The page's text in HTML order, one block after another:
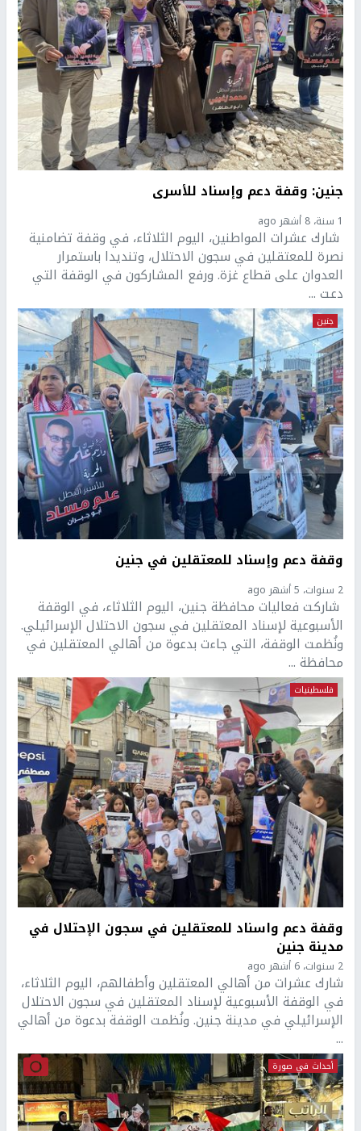
جنين: وقفة دعم وإسناد للأسرى
1 سنة، 8 أشهر ago
شارك عشرات المواطنين، اليوم الثلاثاء، في وقفة تضامنية
نصرة للمعتقلين في سجون الاحتلال، وتنديدا باستمرار
العدوان على قطاع غزة. ورفع المشاركون في الوقفة التي
دعت ...
جنين
وقفة دعم وإسناد للمعتقلين في جنين
2 سنوات، 5 أشهر ago
شاركت فعاليات محافظة جنين، اليوم الثلاثاء، في الوقفة
الأسبوعية لإسناد المعتقلين في سجون الاحتلال الإسرائيلي.
ونُظمت الوقفة، التي جاءت بدعوة من أهالي المعتقلين في
محافظة ...
فلسطينيات
وقفة دعم واسناد للمعتقلين في سجون الإحتلال في
مدينة جنين
2 سنوات، 6 أشهر ago
شارك عشرات من أهالي المعتقلين وأطفالهم، اليوم الثلاثاء،
في الوقفة الأسبوعية لإسناد المعتقلين في سجون الاحتلال
الإسرائيلي في مدينة جنين. ونُظمت الوقفة بدعوة من أهالي
...
أحداث في صورة